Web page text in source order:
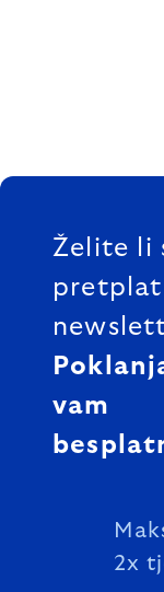
FOOTER
Želite li
vam
2x